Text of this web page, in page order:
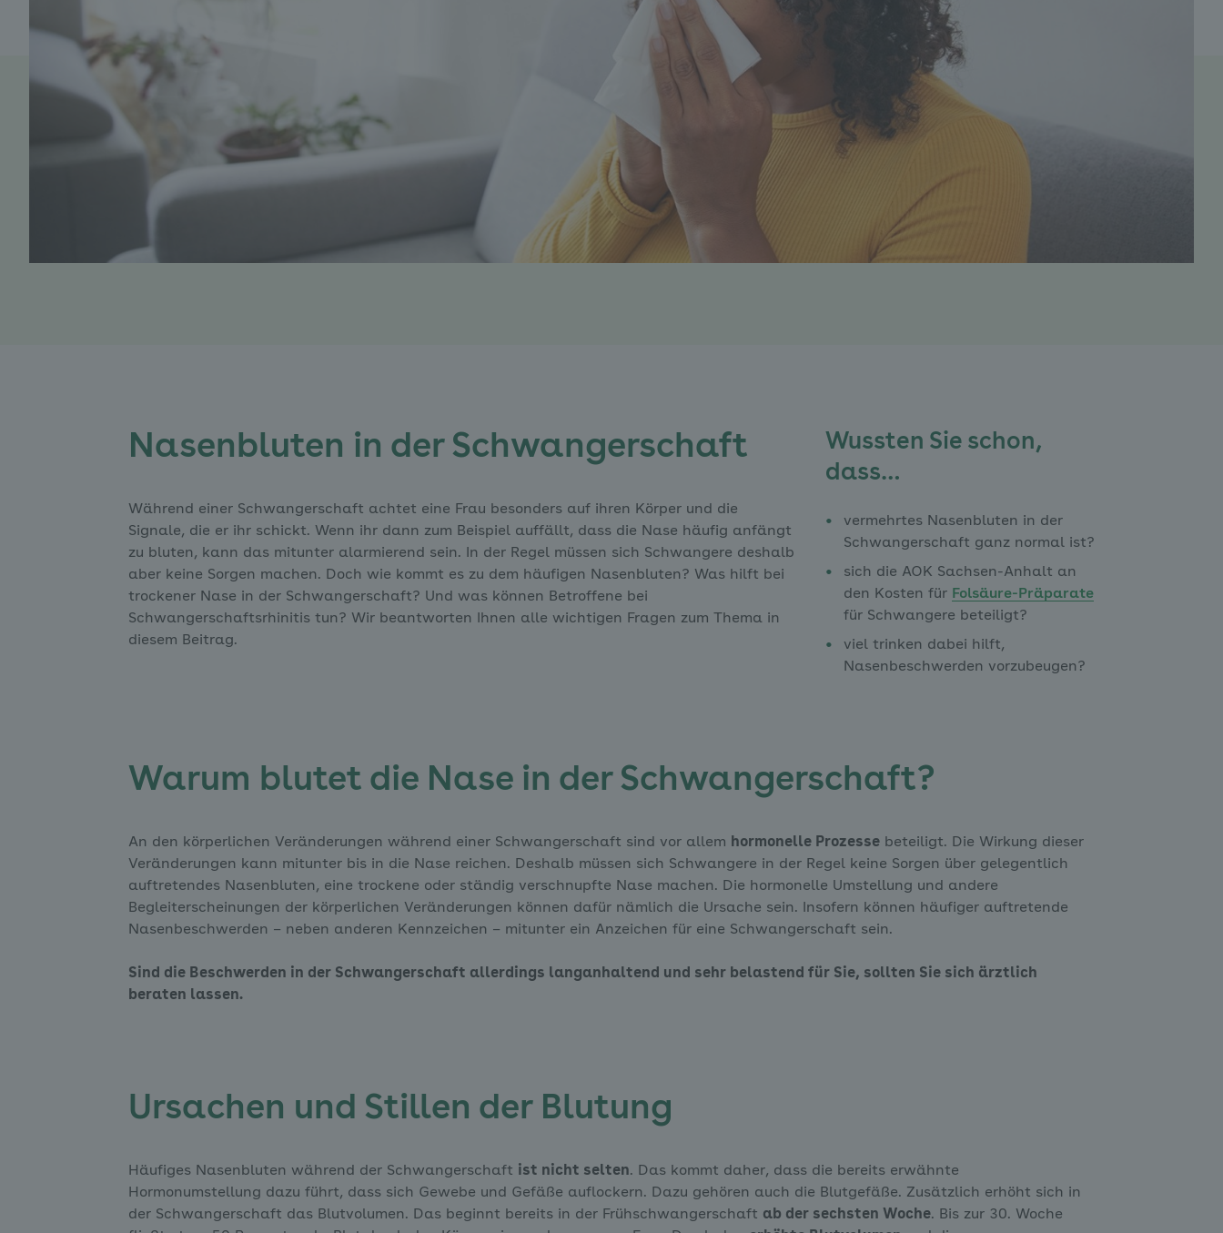
Nasenbluten in der Schwangerschaft
Während einer Schwangerschaft achtet eine Frau besonders auf ihren Körper und die
Signale, die er ihr schickt. Wenn ihr dann zum Beispiel auffällt, dass die Nase häufig anfängt
zu bluten, kann das mitunter alarmierend sein. In der Regel müssen sich Schwangere deshalb
aber keine Sorgen machen. Doch wie kommt es zu dem häufigen Nasenbluten? Was hilft bei
trockener Nase in der Schwangerschaft? Und was können Betroffene bei
Schwangerschaftsrhinitis tun? Wir beantworten Ihnen alle wichtigen Fragen zum Thema in
diesem Beitrag.
Wussten Sie schon,
dass…
vermehrtes Nasenbluten in der
Schwangerschaft ganz normal ist?
sich die AOK Sachsen-Anhalt an
den Kosten für Folsäure-Präparate
für Schwangere beteiligt?
viel trinken dabei hilft,
Nasenbeschwerden vorzubeugen?
Warum blutet die Nase in der Schwangerschaft?
An den körperlichen Veränderungen während einer Schwangerschaft sind vor allem hormonelle Prozesse beteiligt. Die Wirkung dieser
Veränderungen kann mitunter bis in die Nase reichen. Deshalb müssen sich Schwangere in der Regel keine Sorgen über gelegentlich
auftretendes Nasenbluten, eine trockene oder ständig verschnupfte Nase machen. Die hormonelle Umstellung und andere
Begleiterscheinungen der körperlichen Veränderungen können dafür nämlich die Ursache sein. Insofern können häufiger auftretende
Nasenbeschwerden – neben anderen Kennzeichen – mitunter ein Anzeichen für eine Schwangerschaft sein.
Sind die Beschwerden in der Schwangerschaft allerdings langanhaltend und sehr belastend für Sie, sollten Sie sich ärztlich
beraten lassen.
Ursachen und Stillen der Blutung
Häufiges Nasenbluten während der Schwangerschaft ist nicht selten. Das kommt daher, dass die bereits erwähnte
Hormonumstellung dazu führt, dass sich Gewebe und Gefäße auflockern. Dazu gehören auch die Blutgefäße. Zusätzlich erhöht sich in
der Schwangerschaft das Blutvolumen. Das beginnt bereits in der Frühschwangerschaft ab der sechsten Woche. Bis zur 30. Woche